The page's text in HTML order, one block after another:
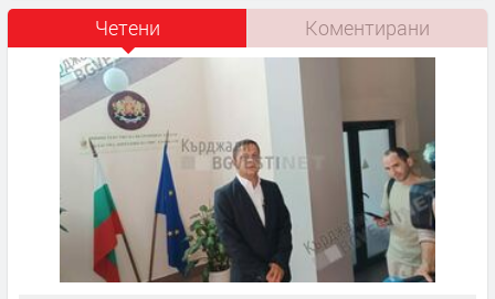
Четени Коментирани